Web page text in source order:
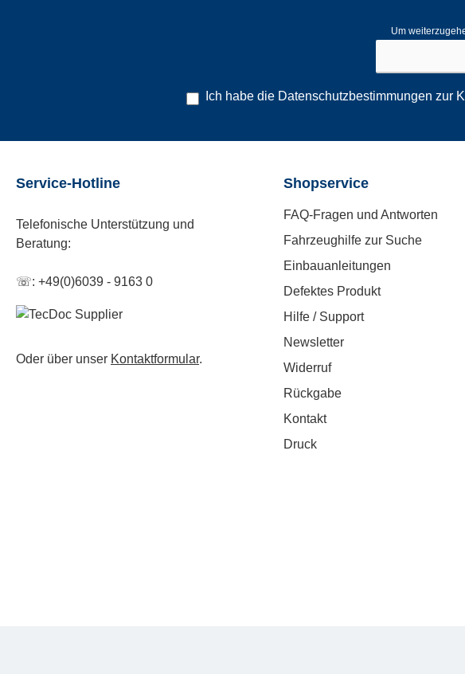
Um
Ich habe die Datenschutzbestimmungen zur
Service-Hotline
Telefonische Unterstützung und
Beratung:
☏: +49(0)6039 - 9163 0
Oder über unser Kontaktformular.
Shopservice
FAQ-Fragen und Antworten
Fahrzeughilfe zur Suche
Einbauanleitungen
Defektes Produkt
Hilfe / Support
Newsletter
Widerruf
Rückgabe
Kontakt
Druck